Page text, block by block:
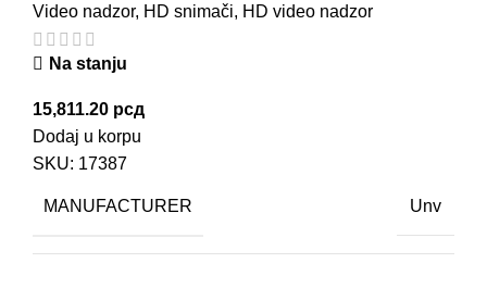
Video nadzor, HD snimači, HD video nadzor
Na stanju
15,811.20 рсд
Dodaj u korpu
SKU: 17387
MANUFACTURER Unv